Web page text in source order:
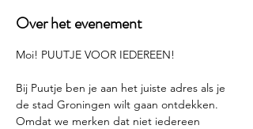
Over het evenement
Moi! PUUTJE VOOR IEDEREEN!
Bij Puutje ben je aan het juiste adres als je
de stad Groningen wilt gaan ontdekken.
Omdat we merken dat niet iedereen